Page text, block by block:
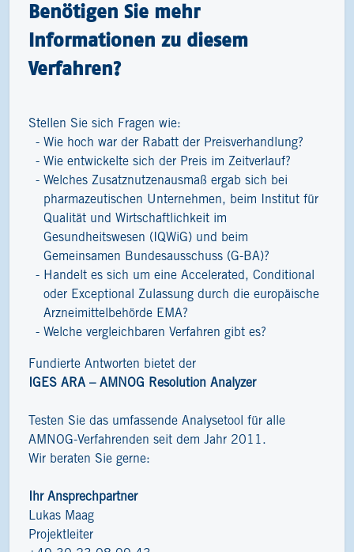
Benötigen Sie mehr
Informationen zu diesem
Verfahren?
Stellen Sie sich Fragen wie:
Wie hoch war der Rabatt der Preisverhandlung?
Wie entwickelte sich der Preis im Zeitverlauf?
Welches Zusatznutzenausmaß ergab sich bei
pharmazeutischen Unternehmen, beim Institut für
Qualität und Wirtschaftlichkeit im
Gesundheitswesen (IQWiG) und beim
Gemeinsamen Bundesausschuss (G-BA)?
Handelt es sich um eine Accelerated, Conditional
oder Exceptional Zulassung durch die europäische
Arzneimittelbehörde EMA?
Welche vergleichbaren Verfahren gibt es?
Fundierte Antworten bietet der
IGES ARA – AMNOG Resolution Analyzer
Testen Sie das umfassende Analysetool für alle
AMNOG-Verfahrenden seit dem Jahr 2011.
Wir beraten Sie gerne:
Ihr Ansprechpartner
Lukas Maag
Projektleiter